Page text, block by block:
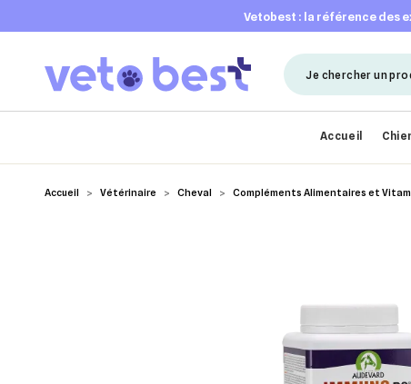
vetobest : la référence des
Accueil
Accueil Vétérinaire Cheval Compléments Alimentaires et